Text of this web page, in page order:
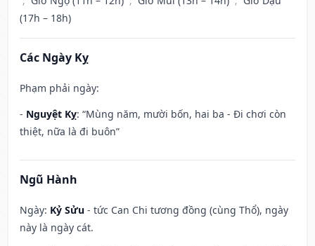
(17h – 18h)
Các Ngày Kỵ
Phạm phải ngày:
- Nguyệt Kỵ: “Mùng năm, mười bốn, hai ba - Đi chơi còn
thiệt, nữa là đi buôn”
Ngũ Hành
Ngày: Kỷ Sửu - tức Can Chi tương đồng (cùng Thổ), ngày
này là ngày cát.